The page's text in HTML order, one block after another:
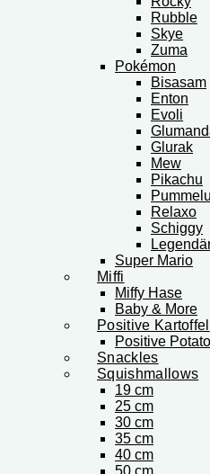
Rubble
Skye
Zuma
Pokémon
Bisasam
Enton
Evoli
Glurak
Mew
Pikachu
Relaxo
Schiggy
Super Mario
Miffi
Miffy Hase
Baby & More
Positive Kartoffel
Positive Potato
Snackles
Squishmallows
19 cm
25 cm
30 cm
35 cm
40 cm